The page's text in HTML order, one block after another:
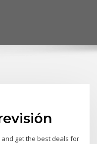
get the best deals for